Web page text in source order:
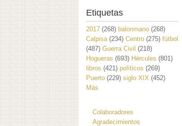
Etiquetas
2017 (268) balonmano (268)
Calpisa (234) Centro (275) fútbol
(487) Guerra Civil (218)
Hogueras (693) Hércules (801)
libros (421) políticos (269)
Puerto (229) siglo XIX (452)
Más
Colaboradores
Agradecimientos